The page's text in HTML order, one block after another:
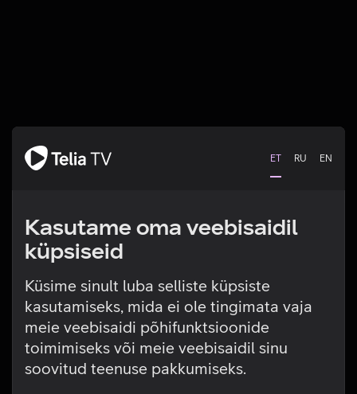
ET RU EN
Kasutame oma veebisaidil
küpsiseid
Küsime sinult luba selliste küpsiste
kasutamiseks, mida ei ole tingimata vaja
meie veebisaidi põhifunktsioonide
toimimiseks või meie veebisaidil sinu
soovitud teenuse pakkumiseks.
Tehniline viga